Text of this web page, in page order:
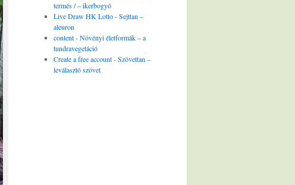
termés / – ikerbogyó
Live Draw HK Lotto-Sejttan –
aleuron
content-Növényi életformák – a
tundravegetáció
Create a free account-Szövettan –
leválasztó szövet